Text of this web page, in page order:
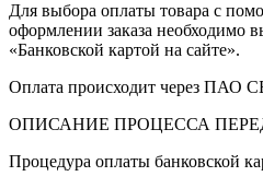
Для выбора оплаты товара с
оформлении заказа необходимо
«Банковской картой на сайте».
Оплата происходит через ПАО
ОПИСАНИЕ ПРОЦЕССА
Процедура оплаты банковской